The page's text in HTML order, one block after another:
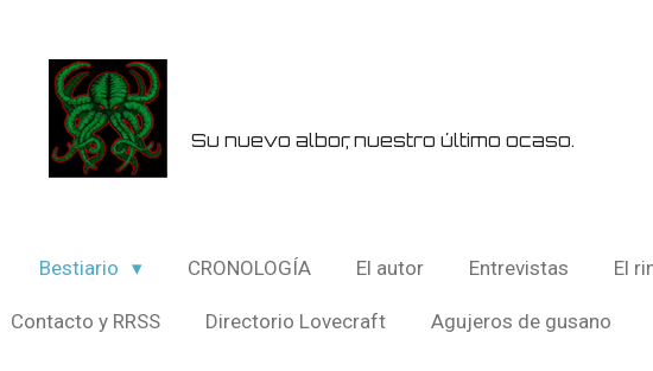
Su nuevo albor, nuestro último ocaso.
Bestiario CRONOLOGÍA El autor Entrevistas El
Contacto y RRSS Directorio Lovecraft Agujeros de gusano